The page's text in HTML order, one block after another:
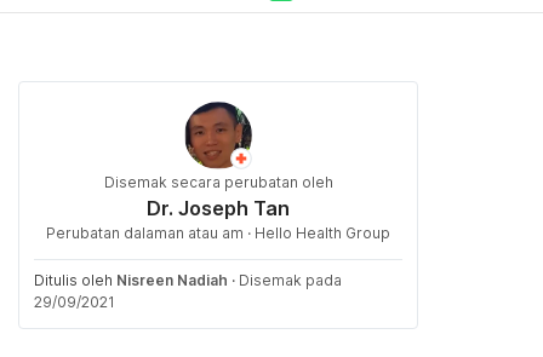
Disemak secara perubatan oleh
Dr. Joseph Tan
Perubatan dalaman atau am · Hello Health Group
Ditulis oleh Nisreen Nadiah · Disemak pada
29/09/2021